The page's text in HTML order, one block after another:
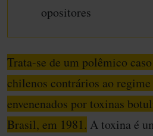
opositores
Trata-se de um polêmico
chilenos contrários ao
envenenados por toxinas
Brasil, em 1981. A toxina é